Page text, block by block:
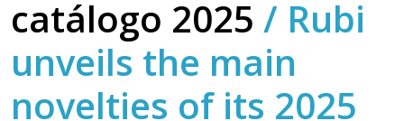
catálogo 2025 / Rubi
unveils the main
novelties of its 2025